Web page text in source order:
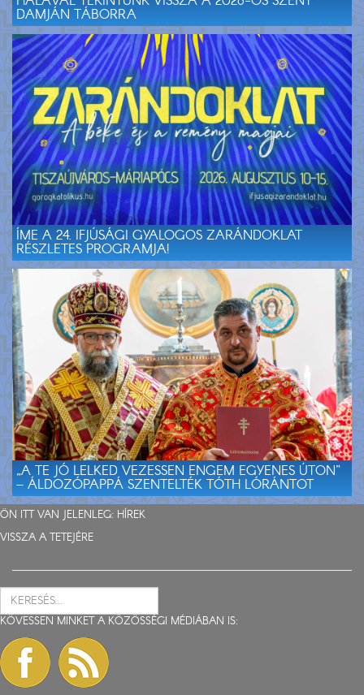
DAMJÁN TÁBORRA
ÍME A 24. IFJÚSÁGI GYALOGOS ZARÁNDOKLAT
RÉSZLETES PROGRAMJA!
„A TE JÓ LELKED VEZESSEN ENGEM EGYENES ÚTON”
– ÁLDOZÓPAPPÁ SZENTELTÉK TÓTH LÓRÁNTOT
ÖN ITT VAN JELENLEG: HÍREK
VISSZA A TETEJÉRE
KÖVESSEN MINKET A KÖZÖSSÉGI MÉDIÁBAN IS: